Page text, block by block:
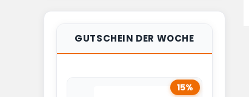
GUTSCHEIN DER WOCHE
15%